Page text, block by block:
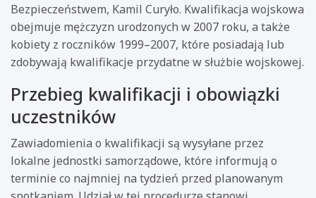
Bezpieczeństwem, Kamil Curyło. Kwalifikacja wojskowa
obejmuje mężczyzn urodzonych w 2007 roku, a także
kobiety z roczników 1999–2007, które posiadają lub
zdobywają kwalifikacje przydatne w służbie wojskowej.
Przebieg kwalifikacji i obowiązki
uczestników
Zawiadomienia o kwalifikacji są wysyłane przez
lokalne jednostki samorządowe, które informują o
terminie co najmniej na tydzień przed planowanym